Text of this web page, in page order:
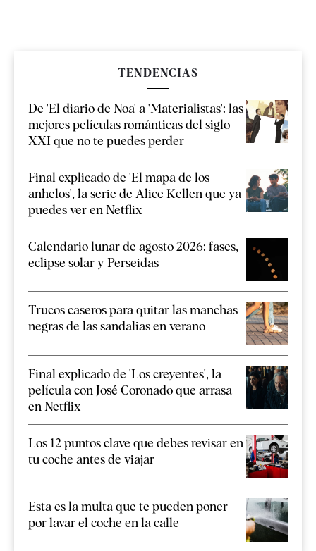
TENDENCIAS
De 'El diario de Noa' a 'Materialistas': las
mejores películas románticas del siglo
XXI que no te puedes perder
Final explicado de 'El mapa de los
anhelos', la serie de Alice Kellen que ya
puedes ver en Netflix
Calendario lunar de agosto 2026: fases,
eclipse solar y Perseidas
Trucos caseros para quitar las manchas
negras de las sandalias en verano
Final explicado de 'Los creyentes', la
película con José Coronado que arrasa
en Netflix
Los 12 puntos clave que debes revisar en
tu coche antes de viajar
Esta es la multa que te pueden poner
por lavar el coche en la calle